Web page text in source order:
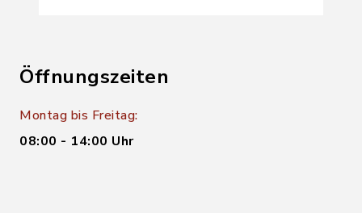
Öffnungszeiten
Montag bis Freitag:
08:00 - 14:00 Uhr